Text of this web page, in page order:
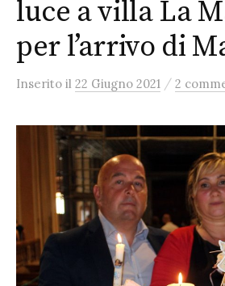
luce a villa La
per l’arrivo di
Inserito il 22 Giugno 2021 / 2